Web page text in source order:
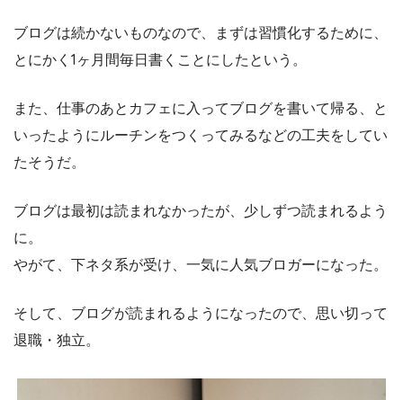
ブログは続かないものなので、まずは習慣化するために、
とにかく1ヶ月間毎日書くことにしたという。
また、仕事のあとカフェに入ってブログを書いて帰る、と
いったようにルーチンをつくってみるなどの工夫をしてい
たそうだ。
ブログは最初は読まれなかったが、少しずつ読まれるよう
に。
やがて、下ネタ系が受け、一気に人気ブロガーになった。
そして、ブログが読まれるようになったので、思い切って
退職・独立。